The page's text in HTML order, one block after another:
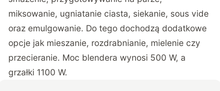
miksowanie, ugniatanie ciasta, siekanie, sous vide
oraz emulgowanie. Do tego dochodzą dodatkowe
opcje jak mieszanie, rozdrabnianie, mielenie czy
przecieranie. Moc blendera wynosi 500 W, a
grzałki 1100 W.